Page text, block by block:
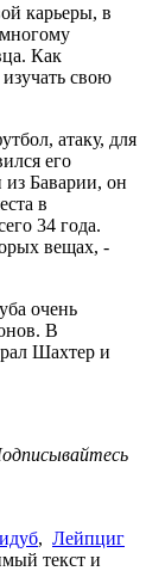
карьеры, в
Как
свою
атаку, для
его
Баварии, он
в
34 года.
вещах, -
очень
В
Шахтер и
, Лейпциг
текст и